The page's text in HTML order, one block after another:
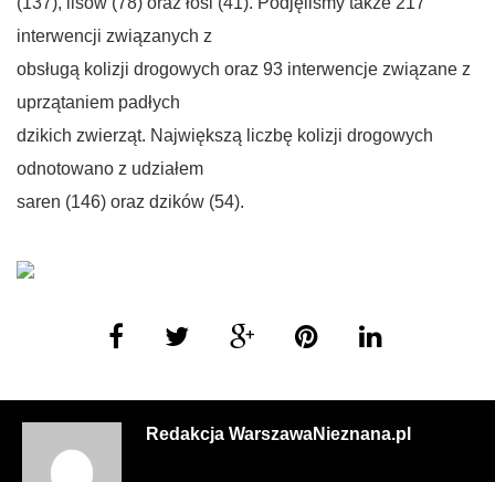
interwencji związanych z
obsługą kolizji drogowych oraz 93 interwencje związane z
uprzątaniem padłych
dzikich zwierząt. Największą liczbę kolizji drogowych
odnotowano z udziałem
saren (146) oraz dzików (54).
Redakcja WarszawaNieznana.pl